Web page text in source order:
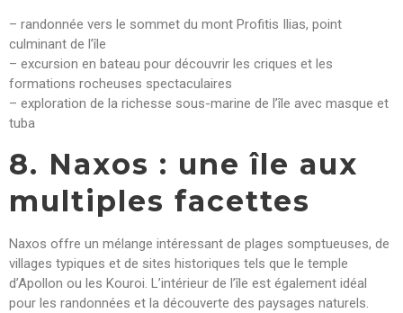
– randonnée vers le sommet du mont Profitis Ilias, point
culminant de l’île
– excursion en bateau pour découvrir les criques et les
formations rocheuses spectaculaires
– exploration de la richesse sous-marine de l’île avec masque et
tuba
8. Naxos : une île aux
multiples facettes
Naxos offre un mélange intéressant de plages somptueuses, de
villages typiques et de sites historiques tels que le temple
d’Apollon ou les Kouroi. L’intérieur de l’île est également idéal
pour les randonnées et la découverte des paysages naturels.